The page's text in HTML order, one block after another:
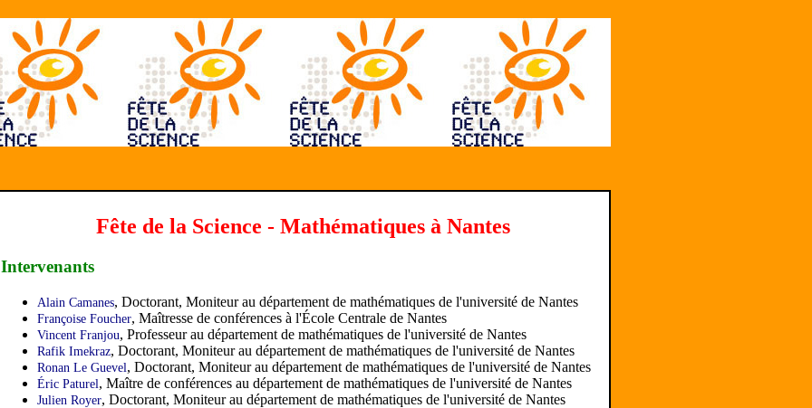
Fête de la Science - Mathématiques à Nantes
Intervenants
Alain Camanes, Doctorant, Moniteur au département de mathématiques de l'université de Nantes
Françoise Foucher, Maîtresse de conférences à l'École Centrale de Nantes
Vincent Franjou, Professeur au département de mathématiques de l'université de Nantes
Rafik Imekraz, Doctorant, Moniteur au département de mathématiques de l'université de Nantes
Ronan Le Guevel, Doctorant, Moniteur au département de mathématiques de l'université de Nantes
Éric Paturel, Maître de conférences au département de mathématiques de l'université de Nantes
Julien Royer, Doctorant, Moniteur au département de mathématiques de l'université de Nantes